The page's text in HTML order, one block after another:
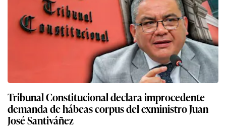
Tribunal Constitucional declara improcedente
demanda de hábeas corpus del exministro Juan
José Santiváñez